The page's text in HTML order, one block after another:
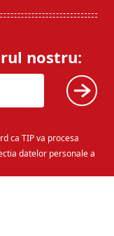
nostru:
ca TIP va procesa
datelor personale a